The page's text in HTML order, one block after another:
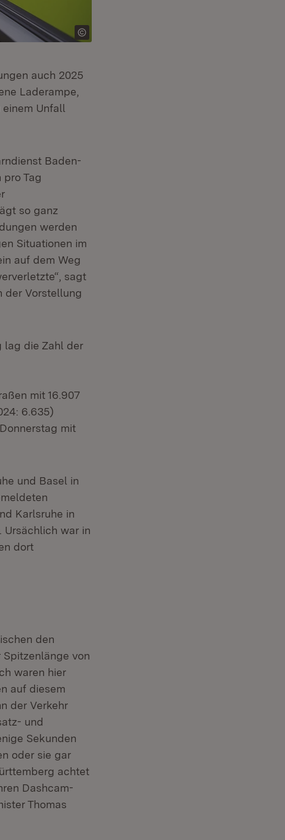
auch 2025
Laderampe,
Unfall
Baden-
Tag
so ganz
werden
Situationen im
auf dem Weg
sagt
der Vorstellung
lag die Zahl der
mit 16.907
6.635)
mit
und Basel in
Karlsruhe in
Ursächlich war in
dort
den
von
waren hier
auf diesem
der Verkehr
und
Sekunden
oder sie gar
achtet
Dashcam-
Thomas